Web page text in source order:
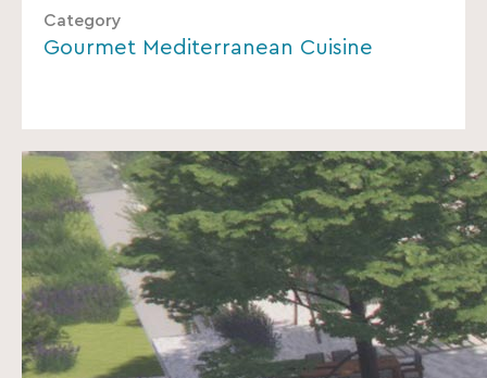
Category
Gourmet Mediterranean Cuisine